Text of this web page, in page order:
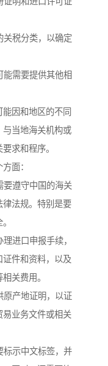
关税分类，以确定
能需要提供其他相
因和地区的不同
与当地海关机构或
求和程序。
面：
要遵守中国的海关
律法规。特别是要
进口申报手续，
件和资料，以及
关费用。
原产地证明，以证
易业务文件或相关
标示中文标签，并